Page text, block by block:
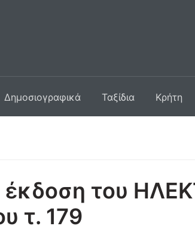
Δημοσιογραφικά Ταξίδια Κρήτη
έκδοση του
τ. 179